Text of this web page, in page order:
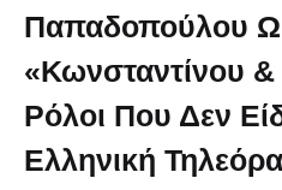
Παπαδοπούλου
«Κωνσταντίνου
Ρόλοι Που Δεν
Ελληνική